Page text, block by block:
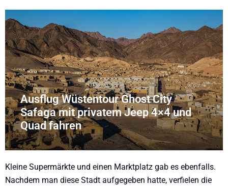
Ausflug Wüstentour Ghost City
Safaga mit privatem Jeep 4×4 und
Quad fahren
Kleine Supermärkte und einen Marktplatz gab es ebenfalls.
Nachdem man diese Stadt aufgegeben hatte, verfielen die